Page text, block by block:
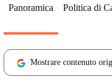
Panoramica Politica di
Mostrare contenuto